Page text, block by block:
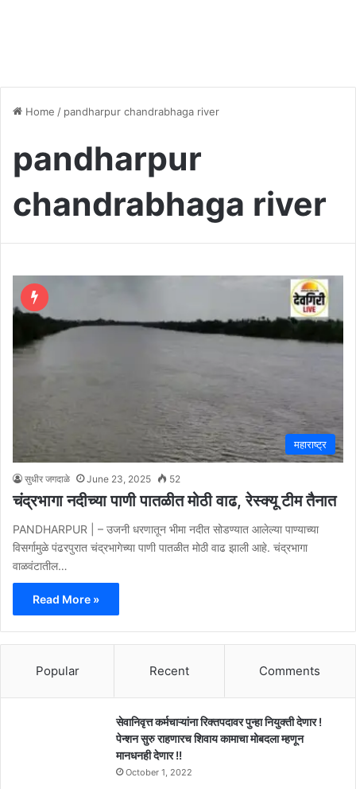
Home / pandharpur chandrabhaga river
pandharpur
chandrabhaga river
महाराष्ट्र
सुधीर जगदाळे June 23, 2025 52
चंद्रभागा नदीच्या पाणी पातळीत मोठी वाढ, रेस्क्यू टीम तैनात
PANDHARPUR | – उजनी धरणातून भीमा नदीत सोडण्यात आलेल्या पाण्याच्या
विसर्गामुळे पंढरपुरात चंद्रभागेच्या पाणी पातळीत मोठी वाढ झाली आहे. चंद्रभागा
वाळवंटातील…
Read More »
Popular Recent Comments
सेवानिवृत्त कर्मचाऱ्यांना रिक्तपदावर पुन्हा नियुक्ती देणार !
पेन्शन सुरु राहणारच शिवाय कामाचा मोबदला म्हणून
मानधनही देणार !!
October 1, 2022